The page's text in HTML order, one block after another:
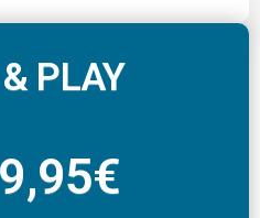
PLAY